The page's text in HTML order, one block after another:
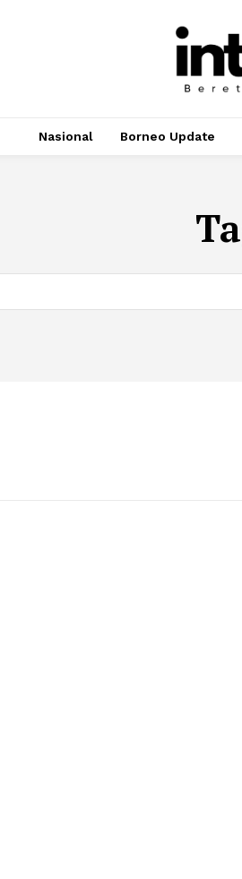
Nasional Borneo Update